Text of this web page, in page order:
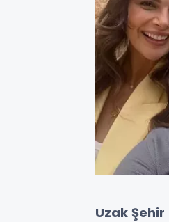
Uzak Şehir